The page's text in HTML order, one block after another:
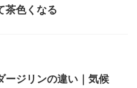
茶色くなる
ージリンの違い｜気候